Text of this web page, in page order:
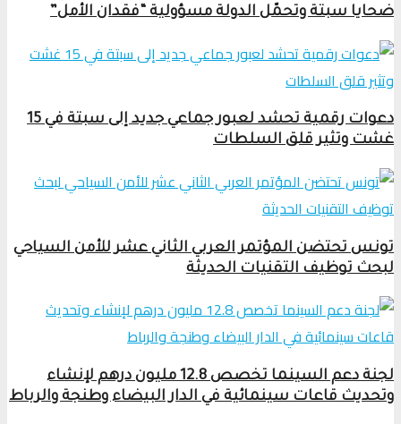
ضحايا سبتة وتحمّل الدولة مسؤولية “فقدان الأمل”
دعوات رقمية تحشد لعبور جماعي جديد إلى سبتة في 15
غشت وتثير قلق السلطات
تونس تحتضن المؤتمر العربي الثاني عشر للأمن السياحي
لبحث توظيف التقنيات الحديثة
لجنة دعم السينما تخصص 12.8 مليون درهم لإنشاء
وتحديث قاعات سينمائية في الدار البيضاء وطنجة والرباط